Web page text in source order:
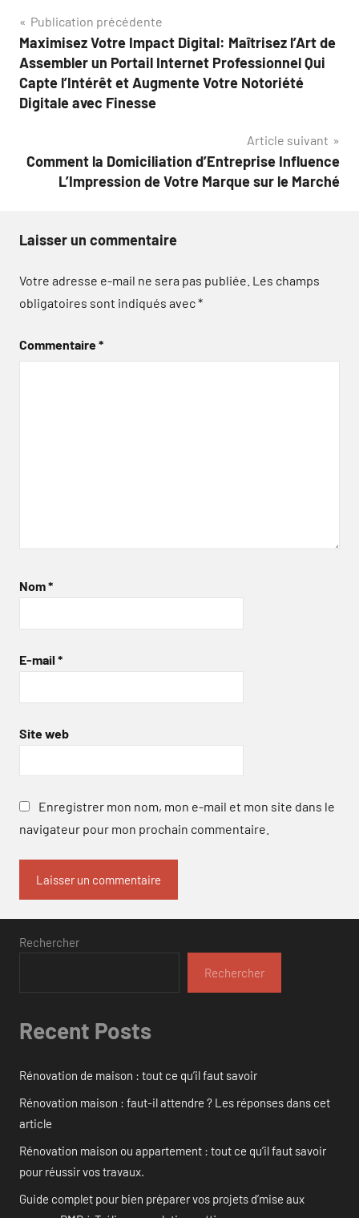
Navigation
de
l’article
Publication précédente
Maximisez Votre Impact Digital: Maîtrisez l’Art de
Assembler un Portail Internet Professionnel Qui
Capte l’Intérêt et Augmente Votre Notoriété
Digitale avec Finesse
Article suivant
Comment la Domiciliation d’Entreprise Influence
L’Impression de Votre Marque sur le Marché
Laisser un commentaire
Votre adresse e-mail ne sera pas publiée. Les champs
obligatoires sont indiqués avec*
Commentaire*
Nom*
E-mail *
Site web
Enregistrer mon nom, mon e-mail et mon site dans le
navigateur pour mon prochain commentaire.
Rechercher
Rechercher
Recent Posts
Rénovation de maison : tout ce qu’il faut savoir
Rénovation maison : faut-il attendre ? Les réponses dans cet
article
Rénovation maison ou appartement : tout ce qu’il faut savoir
pour réussir vos travaux.
Guide complet pour bien préparer vos projets d’mise aux